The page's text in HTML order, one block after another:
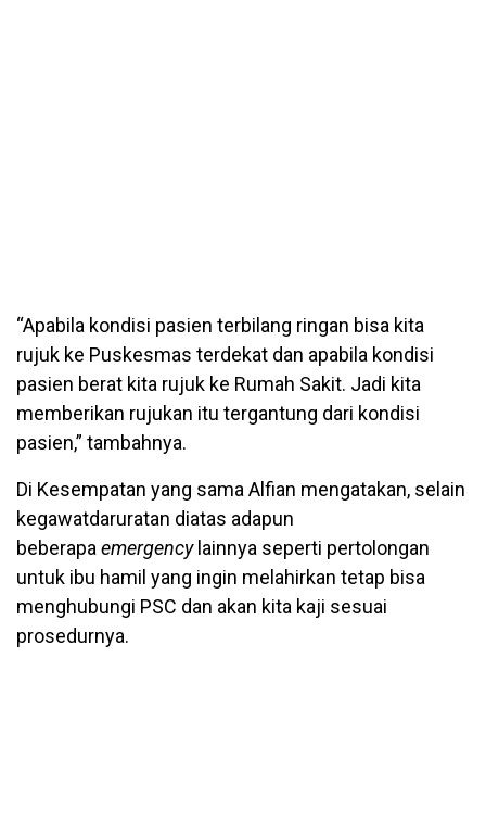
“Apabila kondisi pasien terbilang ringan bisa kita
rujuk ke Puskesmas terdekat dan apabila kondisi
pasien berat kita rujuk ke Rumah Sakit. Jadi kita
memberikan rujukan itu tergantung dari kondisi
pasien,” tambahnya.
Di Kesempatan yang sama Alfian mengatakan, selain
kegawatdaruratan diatas adapun
beberapaemergency lainnya seperti pertolongan
untuk ibu hamil yang ingin melahirkan tetap bisa
menghubungi PSC dan akan kita kaji sesuai
prosedurnya.